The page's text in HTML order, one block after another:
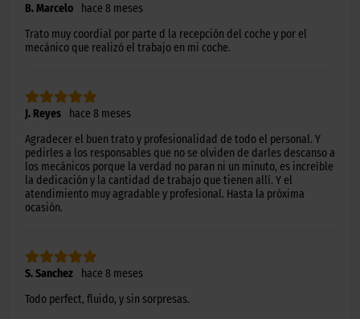
B. Marcelo
hace 8 meses
Trato muy coordial por parte d la recepción del coche y por el
mecánico que realizó el trabajo en mi coche.
J. Reyes
hace 8 meses
Agradecer el buen trato y profesionalidad de todo el personal. Y
pedirles a los responsables que no se olviden de darles descanso a
los mecánicos porque la verdad no paran ni un minuto, es increíble
la dedicación y la cantidad de trabajo que tienen allí. Y el
atendimiento muy agradable y profesional. Hasta la próxima
ocasión.
S. Sanchez
hace 8 meses
Todo perfect, fluido, y sin sorpresas.